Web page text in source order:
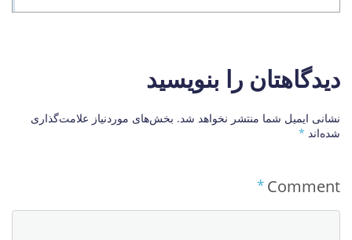
دیدگاهتان را بنویسید
نشانی ایمیل شما منتشر نخواهد شد. بخش‌های موردنیاز علامت‌گذاری
شده‌اند *
Comment
*